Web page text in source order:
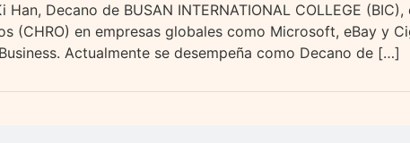
Decano de BUSAN INTERNATIONAL COLLEGE
(CHRO) en empresas globales como Microsoft, eBay y
Actualmente se desempeña como Decano de […]